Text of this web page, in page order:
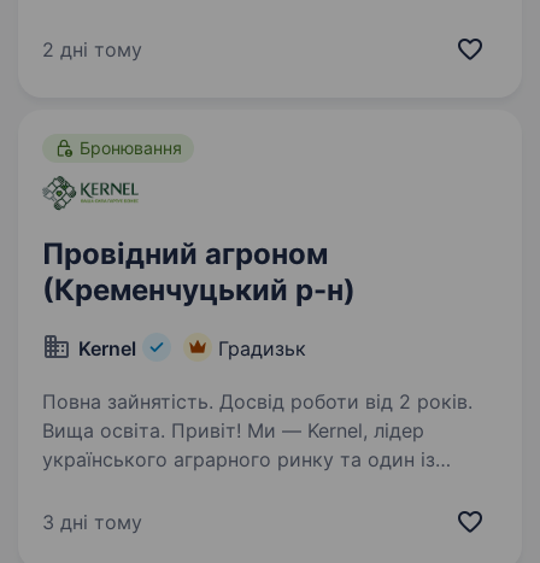
висококваліфікованого спеціаліста на посаду
2 дні тому
Бронювання
Провідний агроном
(Кременчуцький р-н)
Kernel Градизьк
Повна зайнятість. Досвід роботи від 2 років.
Вища освіта. Привіт! Ми — Kernel, лідер
українського аграрного ринку та один із
олії. Наша компанія забезпечує стабільні
3 дні тому